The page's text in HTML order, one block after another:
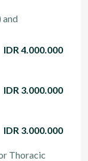
and
IDR 4.000.000
IDR 3.000.000
IDR 3.000.000
Thoracic